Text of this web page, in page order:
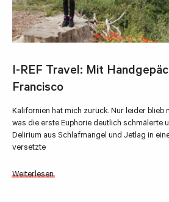
I-REF Travel: Mit
Francisco
Kalifornien hat mich zurück. Nur leider blieb
was die erste Euphorie deutlich schmälerte
Delirium aus Schlafmangel und Jetlag in
versetzte
Weiterlesen